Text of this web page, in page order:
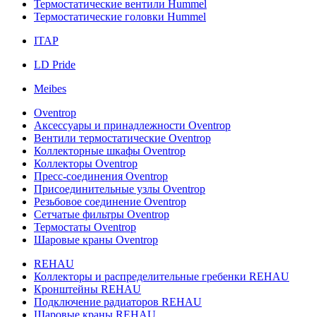
Термостатические вентили Hummel
Термостатические головки Hummel
ITAP
LD Pride
Meibes
Oventrop
Аксессуары и принадлежности Oventrop
Вентили термостатические Oventrop
Коллекторные шкафы Oventrop
Коллекторы Oventrop
Пресс-соединения Oventrop
Присоединительные узлы Oventrop
Резьбовое соединение Oventrop
Сетчатые фильтры Oventrop
Термостаты Oventrop
Шаровые краны Oventrop
REHAU
Коллекторы и распределительные гребенки REHAU
Кронштейны REHAU
Подключение радиаторов REHAU
Шаровые краны REHAU